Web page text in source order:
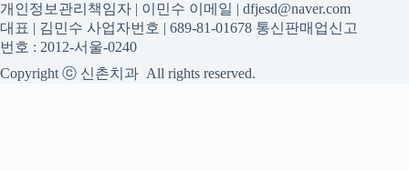
개인정보관리책임자 | 이민수 이메일 | dfjesd@naver.com
대표 | 김민수 사업자번호 | 689-81-01678 통신판매업신고
번호 : 2012-서울-0240
Copyright ⓒ 신촌치과 All rights reserved.